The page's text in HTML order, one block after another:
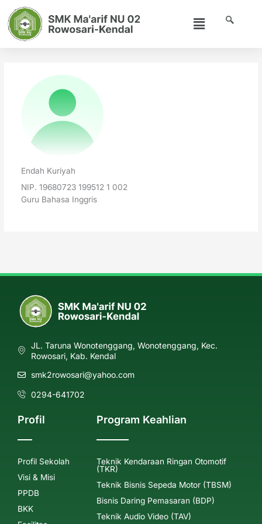
content
Menu
Endah Kuriyah
NIP. 19680723 199512 1 002
Guru Bahasa Inggris
JL. Taruna Wonotenggang, Wonotenggang, Kec.
Rowosari, Kab. Kendal
smk2rowosari@yahoo.com
0294-641702
Profil
Profil Sekolah
Visi & Misi
PPDB
BKK
Program Keahlian
Teknik Kendaraan Ringan Otomotif
(TKR)
Teknik Bisnis Sepeda Motor (TBSM)
Bisnis Daring Pemasaran (BDP)
Teknik Audio Video (TAV)